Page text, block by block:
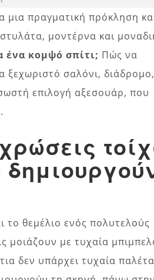
πραγματική πρόκληση
μοντέρνα και
ένα κομψό σπίτι; Πώς να
ξεχωριστό σαλόνι, διάδρομο,
επιλογή αξεσουάρ, που
το θεμέλιο ενός πολυτελούς
μοιάζουν με τυχαία
δεν υπάρχει τυχαία